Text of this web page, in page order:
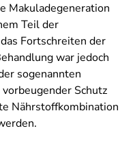
Makuladegeneration
Teil der
Fortschreiten der
war jedoch
sogenannten
Schutz
Nährstoffkombination